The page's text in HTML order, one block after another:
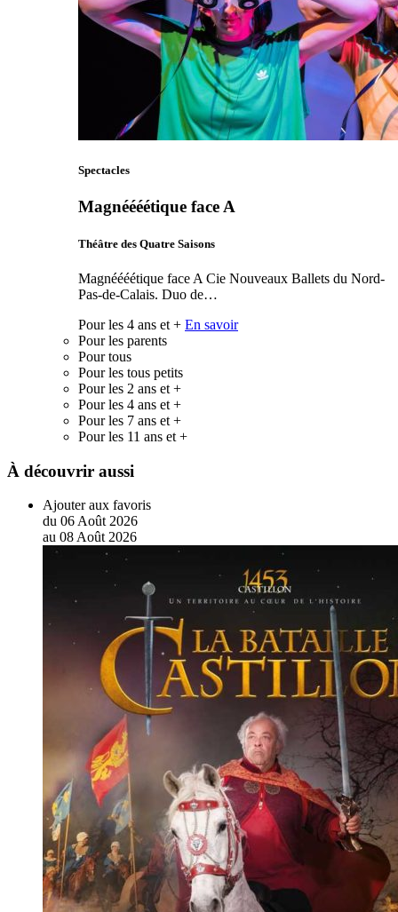
Spectacles
Magnéééétique face A
Théâtre des Quatre Saisons
Magnéééétique face A Cie Nouveaux Ballets du Nord-
Pas-de-Calais. Duo de…
Pour les 4 ans et + En savoir
Pour les parents
Pour tous
Pour les tous petits
Pour les 2 ans et +
Pour les 4 ans et +
Pour les 7 ans et +
Pour les 11 ans et +
À découvrir aussi
Ajouter aux favoris
du 06 Août 2026
au 08 Août 2026